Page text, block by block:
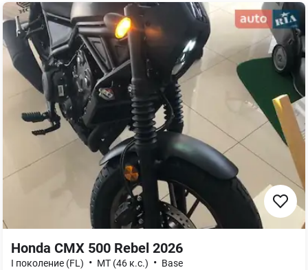
Honda CMX 500 Rebel 2026
І поколение (FL) • MT (46 к.с.) • Base